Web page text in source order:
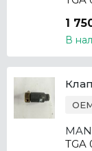
1
В
MAN
TGA